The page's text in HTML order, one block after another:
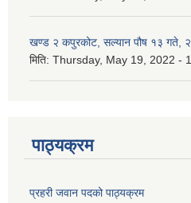
खण्ड २ कपुरकोट, सल्यान पौष १३ गते,
मिति: Thursday, May 19, 2022 -
पाठ्यक्रम
प्रहरी जवान पदको पाठ्यक्रम